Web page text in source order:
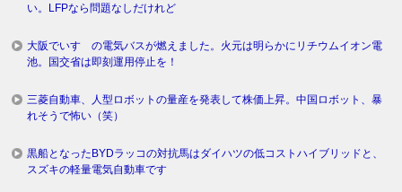
い。LFPなら問題なしだけれど
大阪でいすゞの電気バスが燃えました。火元は明らかにリチウムイオン電
池。国交省は即刻運用停止を！
三菱自動車、人型ロボットの量産を発表して株価上昇。中国ロボット、暴
れそうで怖い（笑）
黒船となったBYDラッコの対抗馬はダイハツの低コストハイブリッドと、
スズキの軽量電気自動車です